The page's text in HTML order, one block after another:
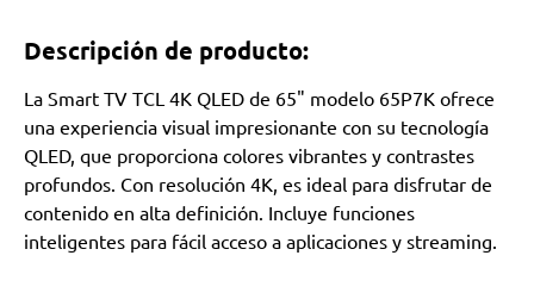
Descripción de producto:
La Smart TV TCL 4K QLED de 65" modelo 65P7K ofrece
una experiencia visual impresionante con su tecnología
QLED, que proporciona colores vibrantes y contrastes
profundos. Con resolución 4K, es ideal para disfrutar de
contenido en alta definición. Incluye funciones
inteligentes para fácil acceso a aplicaciones y streaming.